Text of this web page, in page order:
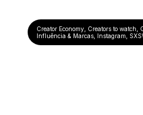
Creator Economy Creators to watch
Influência & Marcas Instagram